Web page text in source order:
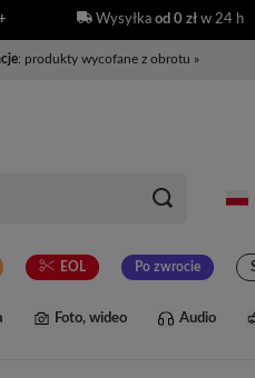
Wysyłka od 0 złw 24 h
: produkty wycofane z obrotu »
EOL Po zwrocie
Foto, wideo Audio